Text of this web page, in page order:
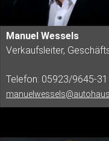
Manuel Wessels
Verkaufsleiter,
Telefon: 05923/9645-31